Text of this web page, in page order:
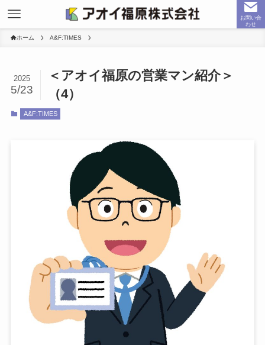
お問い合
わせ
ホーム A&F:TIMES
＜アオイ福原の営業マン紹介＞
（4）
2025
5/23
A&F:TIMES